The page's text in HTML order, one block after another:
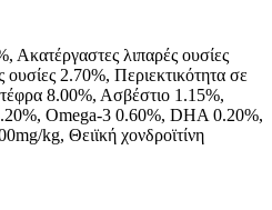
Ακατέργαστες λιπαρές ουσίες
2.70%, Περιεκτικότητα σε
8.00%, Ασβέστιο 1.15%,
Omega-3 0.60%, DHA 0.20%,
kg, Θειϊκή χονδροϊτίνη